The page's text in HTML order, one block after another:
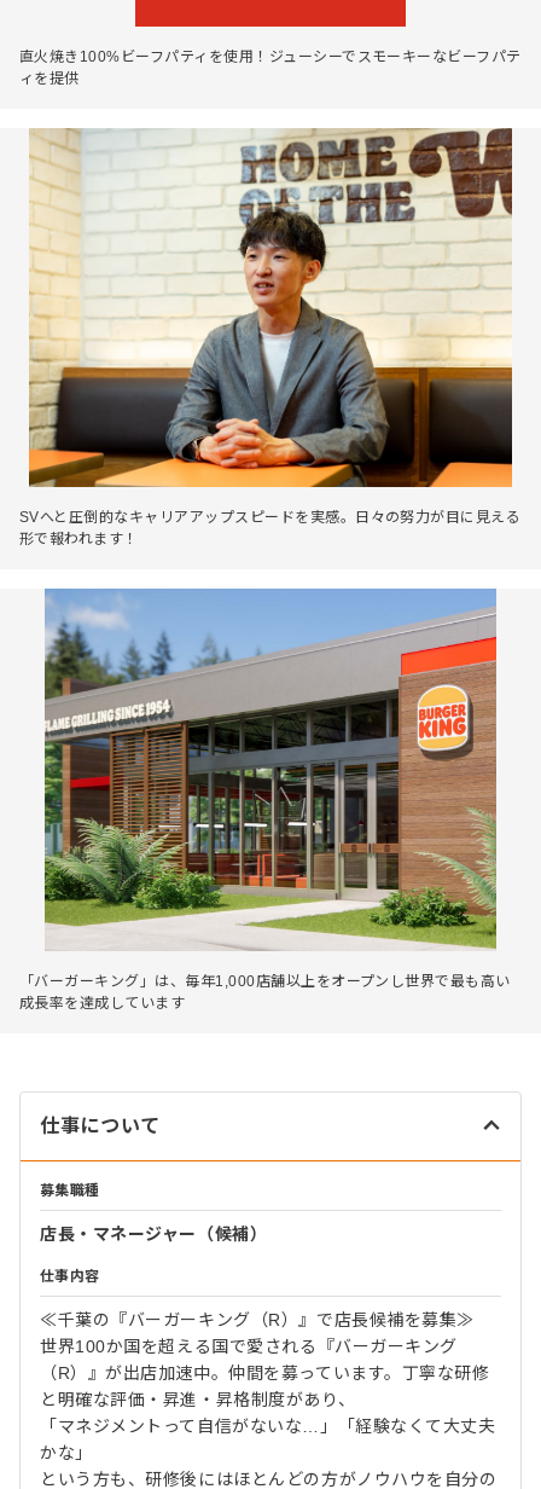
直火焼き100%ビーフパティを使用！ジューシーでスモーキーなビーフパテ
ィを提供
SVへと圧倒的なキャリアアップスピードを実感。日々の努力が目に見える
形で報われます！
「バーガーキング」は、毎年1,000店舗以上をオープンし世界で最も高い
成長率を達成しています
仕事について
募集職種
店長・マネージャー（候補）
仕事内容
≪千葉の『バーガーキング（R）』で店長候補を募集≫
世界100か国を超える国で愛される『バーガーキング
（R）』が出店加速中。仲間を募っています。丁寧な研修
と明確な評価・昇進・昇格制度があり、
「マネジメントって自信がないな…」「経験なくて大丈夫
かな」
という方も、研修後にはほとんどの方がノウハウを自分の